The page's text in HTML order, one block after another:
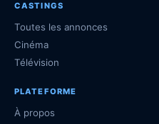
CASTINGS
Toutes les annonces
Cinéma
Télévision
PLATEFORME
À propos